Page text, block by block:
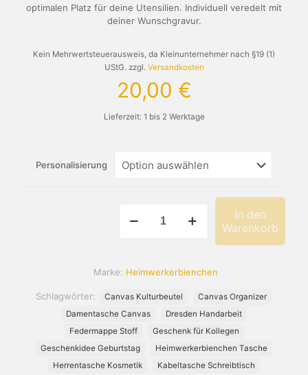
optimalen Platz für deine Utensilien. Individuell veredelt mit
deiner Wunschgravur.
Kein Mehrwertsteuerausweis, da Kleinunternehmer nach §19 (1)
UStG. zzgl. Versandkosten
20,00 €
Lieferzeit: 1 bis 2 Werktage
Personalisierung
Kulturtasche
Menge
In den
Warenkorb
Schlagwörter: Canvas Kulturbeutel
Canvas Organizer
Damentasche Canvas
Dresden Handarbeit
Federmappe Stoff
Geschenk für Kollegen
Geschenkidee Geburtstag
Heimwerkerbienchen Tasche
Herrentasche Kosmetik
Kabeltasche Schreibtisch
Marke: Heimwerkerbienchen